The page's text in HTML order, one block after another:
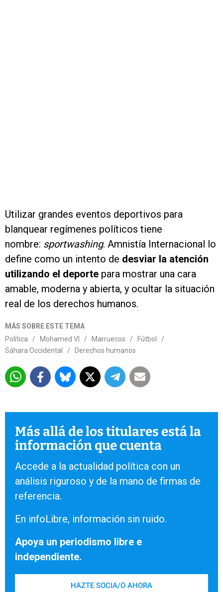
Utilizar grandes eventos deportivos para
blanquear regímenes políticos tiene
nombre: sportwashing. Amnistía Internacional lo
define como un intento de desviar la atención
utilizando el deporte para mostrar una cara
amable, moderna y abierta, y ocultar la situación
real de los derechos humanos.
MÁS SOBRE ESTE TEMA
Política
/ Mohamed VI / Marruecos / Fútbol
/
Sáhara Occidental
/ Derechos humanos
Más allá de los titulares está la
información que cuenta
Accede a la actualidad política con un
análisis riguroso y de la mano de firmas de
referencia.
En infoLibre, información sin ruido.
Apoya un periodismo libre e
independiente.
HAZTE SOCIA/O AHORA